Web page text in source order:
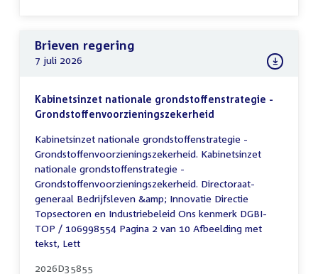
Brieven regering
7 juli 2026
Kabinetsinzet nationale grondstoffenstrategie -
Grondstoffenvoorzieningszekerheid
Kabinetsinzet nationale grondstoffenstrategie -
Grondstoffenvoorzieningszekerheid. Kabinetsinzet
nationale grondstoffenstrategie -
Grondstoffenvoorzieningszekerheid. Directoraat-
generaal Bedrijfsleven &amp; Innovatie Directie
Topsectoren en Industriebeleid Ons kenmerk DGBI-
TOP / 106998554 Pagina 2 van 10 Afbeelding met
tekst, Lett
2026D35855